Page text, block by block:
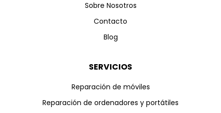
Sobre Nosotros
Contacto
Blog
SERVICIOS
Reparación de móviles
Reparación de ordenadores y portátiles